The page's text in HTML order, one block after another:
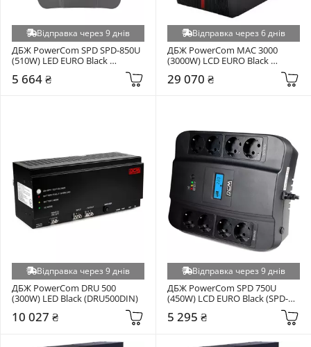
Відправка через 9 днів
ДБЖ PowerCom SPD SPD-850U
(510W) LED EURO Black
5 664 ₴
Відправка через 6 днів
ДБЖ PowerCom MAC 3000
(3000W) LCD EURO Black
29 070 ₴
Відправка через 9 днів
ДБЖ PowerCom DRU 500
(300W) LED Black (DRU500DIN)
10 027 ₴
Відправка через 9 днів
ДБЖ PowerCom SPD 750U
(450W) LCD EURO Black (SPD-
5 295 ₴